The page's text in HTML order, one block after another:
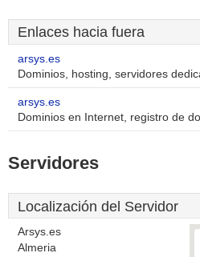
Enlaces hacia fuera
arsys.es
Dominios, hosting, servidores
arsys.es
Dominios en Internet, registro de
Servidores
Localización del Servidor
Arsys.es
Almeria